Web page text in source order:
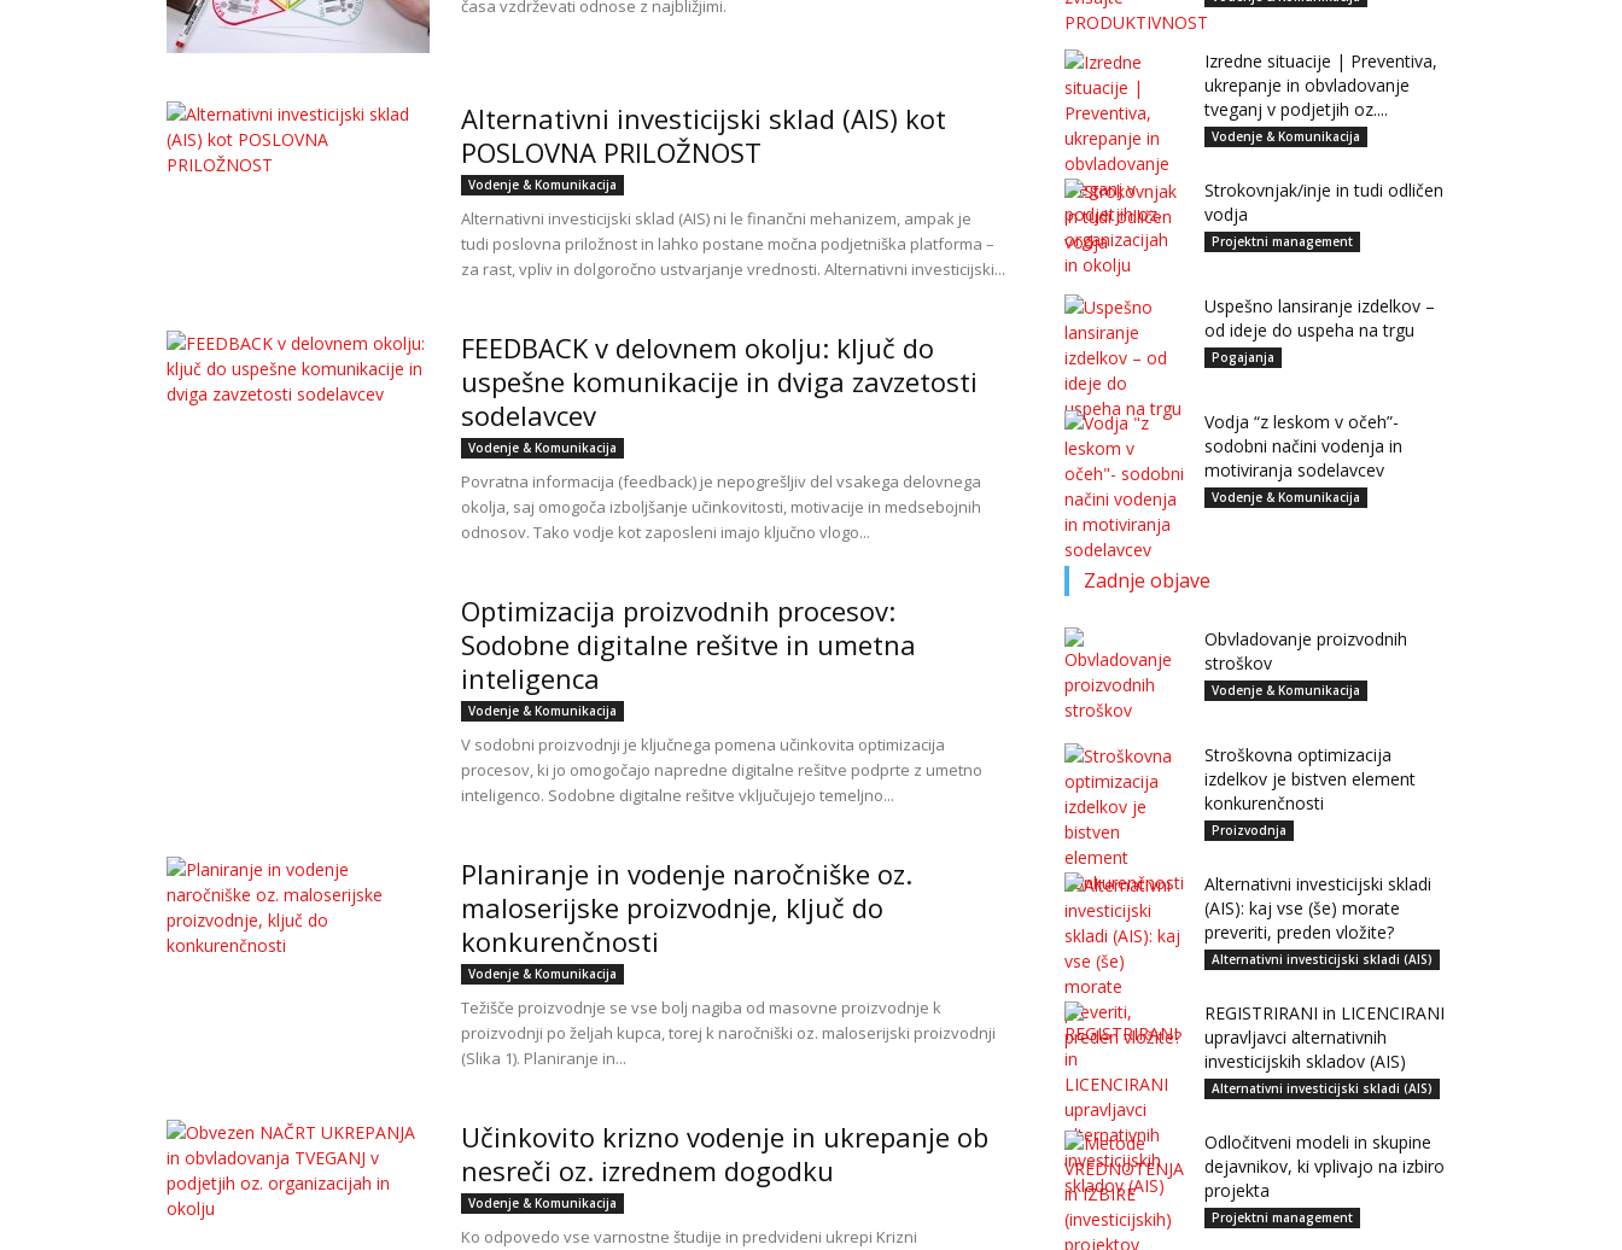
časa vzdrževati odnose z najbližjimi.
Alternativni investicijski sklad (AIS) kot
POSLOVNA PRILOŽNOST
Vodenje & Komunikacija
Alternativni investicijski sklad (AIS) ni le finančni mehanizem, ampak je
tudi poslovna priložnost in lahko postane močna podjetniška platforma –
za rast, vpliv in dolgoročno ustvarjanje vrednosti. Alternativni investicijski...
FEEDBACK v delovnem okolju: ključ do
uspešne komunikacije in dviga zavzetosti
sodelavcev
Vodenje & Komunikacija
Povratna informacija (feedback) je nepogrešljiv del vsakega delovnega
okolja, saj omogoča izboljšanje učinkovitosti, motivacije in medsebojnih
odnosov. Tako vodje kot zaposleni imajo ključno vlogo...
Optimizacija proizvodnih procesov:
Sodobne digitalne rešitve in umetna
inteligenca
Vodenje & Komunikacija
V sodobni proizvodnji je ključnega pomena učinkovita optimizacija
procesov, ki jo omogočajo napredne digitalne rešitve podprte z umetno
inteligenco. Sodobne digitalne rešitve vključujejo temeljno...
Planiranje in vodenje naročniške oz.
maloserijske proizvodnje, ključ do
konkurenčnosti
Vodenje & Komunikacija
Težišče proizvodnje se vse bolj nagiba od masovne proizvodnje k
proizvodnji po željah kupca, torej k naročniški oz. maloserijski proizvodnji
(Slika 1). Planiranje in...
Učinkovito krizno vodenje in ukrepanje ob
nesreči oz. izrednem dogodku
Vodenje & Komunikacija
Ko odpovedo vse varnostne študije in predvideni ukrepi Krizni
Izredne situacije | Preventiva,
ukrepanje in obvladovanje
tveganj v podjetjih oz....
Vodenje & Komunikacija
Strokovnjak/inje in tudi odličen
vodja
Projektni management
Uspešno lansiranje izdelkov –
od ideje do uspeha na trgu
Pogajanja
Vodja “z leskom v očeh”-
sodobni načini vodenja in
motiviranja sodelavcev
Vodenje & Komunikacija
Zadnje objave
Obvladovanje proizvodnih
stroškov
Vodenje & Komunikacija
Stroškovna optimizacija
izdelkov je bistven element
konkurenčnosti
Proizvodnja
Alternativni investicijski skladi
(AIS): kaj vse (še) morate
preveriti, preden vložite?
Alternativni investicijski skladi (AIS)
REGISTRIRANI in LICENCIRANI
upravljavci alternativnih
investicijskih skladov (AIS)
Alternativni investicijski skladi (AIS)
Odločitveni modeli in skupine
dejavnikov, ki vplivajo na izbiro
projekta
Projektni management